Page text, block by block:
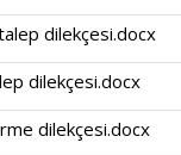
dilekçesi.docx
dilekçesi.docx
dilekçesi.docx